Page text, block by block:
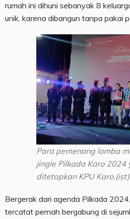
rumah ini dihuni sebanyak 8
unik, karena dibangun tanpa pakai
Para pemenang lomba
jingle Pilkada Karo 2024
ditetapkan KPU Karo.(ist)
Bergerak dari agenda Pilkada
tercatat pernah bergabung di